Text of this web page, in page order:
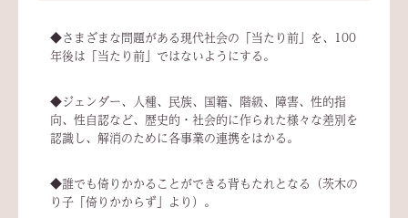
◆さまざまな問題がある現代社会の「当たり前」を、100
年後は「当たり前」ではないようにする。
◆ジェンダー、人種、民族、国籍、階級、障害、性的指
向、性自認など、歴史的・社会的に作られた様々な差別を
認識し、解消のために各事業の連携をはかる。
◆誰でも倚りかかることができる背もたれとなる（茨木の
り子「倚りかからず」より）。